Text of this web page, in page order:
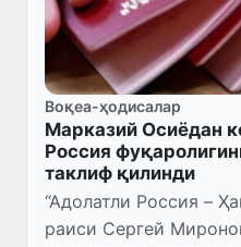
Воқеа-ҳодисалар
Марказий Осиёдан
Россия
таклиф қилинди
“Адолатли Россия –
раиси Сергей